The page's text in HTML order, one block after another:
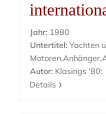
Jahr: 1980
Untertitel: Yachten
Autor: Klasings '80:
Details